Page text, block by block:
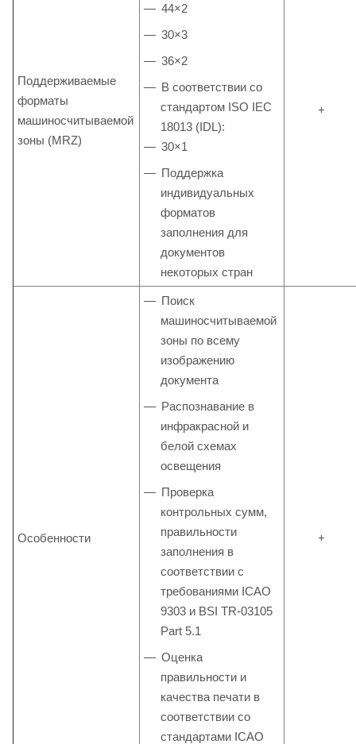
Поддерживаемые
форматы
машиносчитываемой
зоны (MRZ)
44×2
30×3
36×2
В соответствии со
стандартом ISO IEC
18013 (IDL):
30×1
Поддержка
индивидуальных
форматов
заполнения для
документов
некоторых стран
+
Особенности
Поиск
машиносчитываемой
зоны по всему
изображению
документа
Распознавание в
инфракрасной и
белой схемах
освещения
Проверка
контрольных сумм,
правильности
заполнения в
соответствии с
требованиями ICAO
9303 и BSI TR-03105
Part 5.1
Оценка
правильности и
качества печати в
соответствии со
стандартами ICAO
+